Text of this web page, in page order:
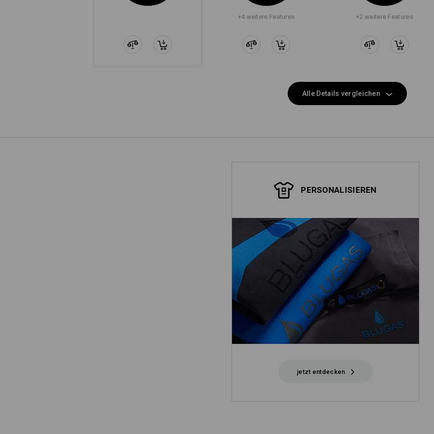
+4 weitere Features +2 weitere Features
Alle Details vergleichen
PERSONALISIEREN
jetzt entdecken